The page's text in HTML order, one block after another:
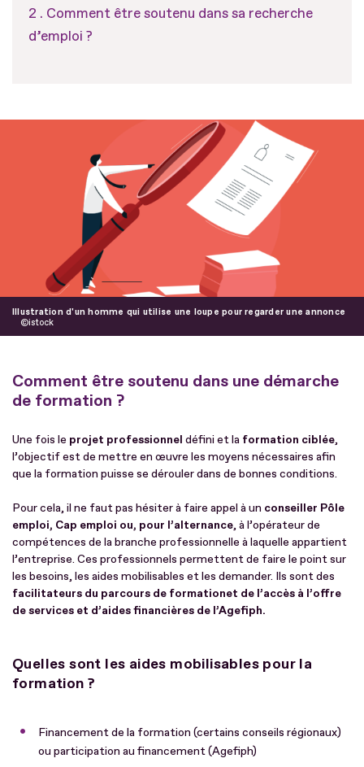
Comment être soutenu dans sa recherche
d’emploi ?
Illustration d'un homme qui utilise une loupe pour regarder une annonce
istock
Comment être soutenu dans une démarche
de formation ?
Une fois le projet professionnel défini et la formation ciblée,
l’objectif est de mettre en œuvre les moyens nécessaires afin
que la formation puisse se dérouler dans de bonnes conditions.
Pour cela, il ne faut pas hésiter à faire appel à un conseiller Pôle
emploi, Cap emploi ou, pour l’alternance, à l’opérateur de
compétences de la branche professionnelle à laquelle appartient
l’entreprise. Ces professionnels permettent de faire le point sur
les besoins, les aides mobilisables et les demander. Ils sont des
facilitateurs du parcours de formationet de l’accès à l’offre
de services et d’aides financières de l’Agefiph.
Quelles sont les aides mobilisables pour la
formation ?
Financement de la formation (certains conseils régionaux)
ou participation au financement (Agefiph)